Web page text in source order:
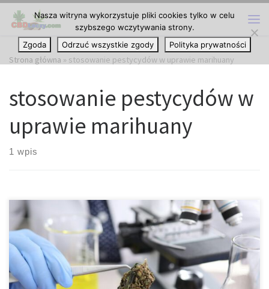
Przejdź do treści
Strona główna » stosowanie pestycydów w uprawie marihuany
stosowanie pestycydów w
uprawie marihuany
1 wpis
Odpowiedzialne stosowanie pestycydów w uprawie marihuany. W
momencie sezonu, gdy rośliny zewnętrzne zaczynają kwitnąć, a
uprawy indoor cierpią z powodu najwyższych temperatur w roku,
często zdarza się, że szkodniki po raz pierwszy pojawiają się w
Nasza witryna wykorzystuje pliki cookies tylko w celu
szybszego wczytywania strony.
Zgoda
Odrzuć wszystkie zgody Polityka prywatności